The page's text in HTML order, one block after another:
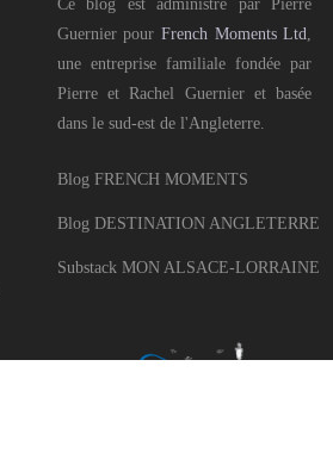
Ce blog est administré par Pierre
Guernier pour French Moments Ltd,
une entreprise familiale fondée par
Pierre et Rachel Guernier et basée
dans le sud-est de l'Angleterre.
Blog FRENCH MOMENTS
Blog DESTINATION ANGLETERRE
Substack MON ALSACE-LORRAINE